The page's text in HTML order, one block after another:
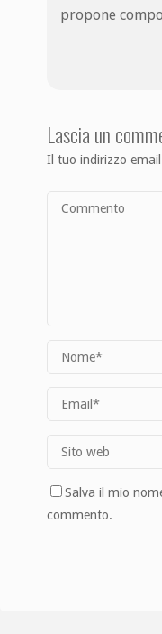
propone
Lascia un
Il tuo indirizzo
Salva il mio
commento.